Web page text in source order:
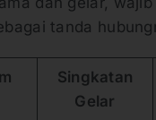
tanda
Singkatan
Gelar